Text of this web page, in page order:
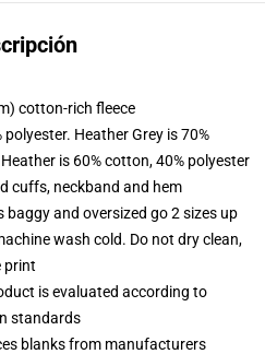
cotton-rich fleece
Heather Grey is 70%
is 60% cotton, 40% polyester
cuffs, neckband and hem
and oversized go 2 sizes up
wash cold. Do not dry clean,
print
is evaluated according to
standards
blanks from manufacturers